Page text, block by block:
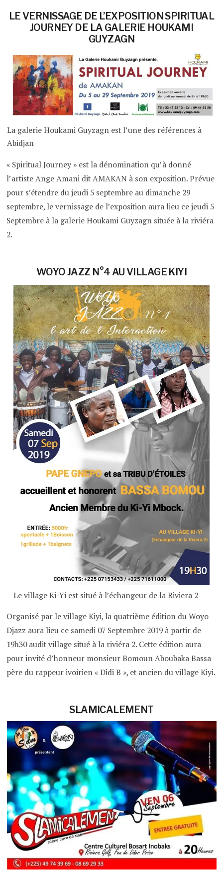
LE VERNISSAGE DE L’EXPOSITION SPIRITUAL
JOURNEY DE LA GALERIE HOUKAMI
GUYZAGN
La galerie Houkami Guyzagn est l’une des références à
Abidjan
« Spiritual Journey » est la dénomination qu’à donné
l’artiste Ange Amani dit AMAKAN à son exposition. Prévue
pour s’étendre du jeudi 5 septembre au dimanche 29
septembre, le vernissage de l’exposition aura lieu ce jeudi 5
Septembre à la galerie Houkami Guyzagn située à la riviéra
2.
WOYO JAZZ N°4 AU VILLAGE KIYI
Le village Ki-Yi est situé à l’échangeur de la Riviera 2
Organisé par le village Kiyi, la quatrième édition du Woyo
Djazz aura lieu ce samedi 07 Septembre 2019 à partir de
19h30 audit village situé à la riviéra 2. Cette édition aura
pour invité d’honneur monsieur Bomoun Aboubaka Bassa
père du rappeur ivoirien « Didi B », et ancien du village Kiyi.
SLAMICALEMENT